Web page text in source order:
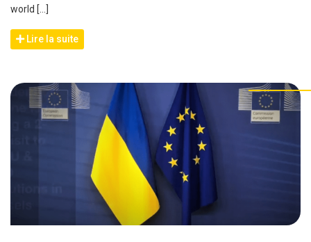
world […]
Lire la suite